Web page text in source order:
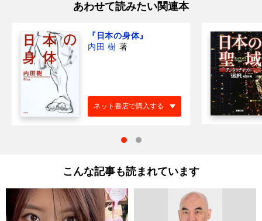
あわせて読みたい関連本
『日本の身体』
内田 樹 著
ネット書店で購入する
こんな記事も読まれています